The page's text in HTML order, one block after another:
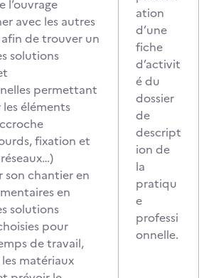
l’ouvrage
avec les autres
de trouver un
solutions
permettant
éléments
fixation et
son chantier en
en
solutions
pour
de travail,
matériaux
ation
d’une
fiche
d’activit
é du
dossier
de
descript
ion de
la
pratiqu
e
professi
onnelle.